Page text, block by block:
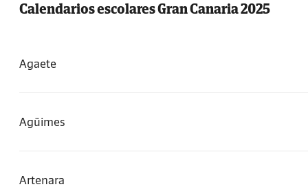
Calendarios escolares Gran Canaria 2025
Agaete
Agüimes
Artenara